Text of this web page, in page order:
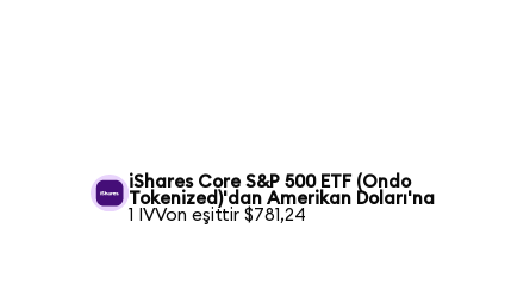
iShares Core S&P 500 ETF (Ondo
Tokenized)'dan Amerikan Doları'na
1 IVVon eşittir $781,24